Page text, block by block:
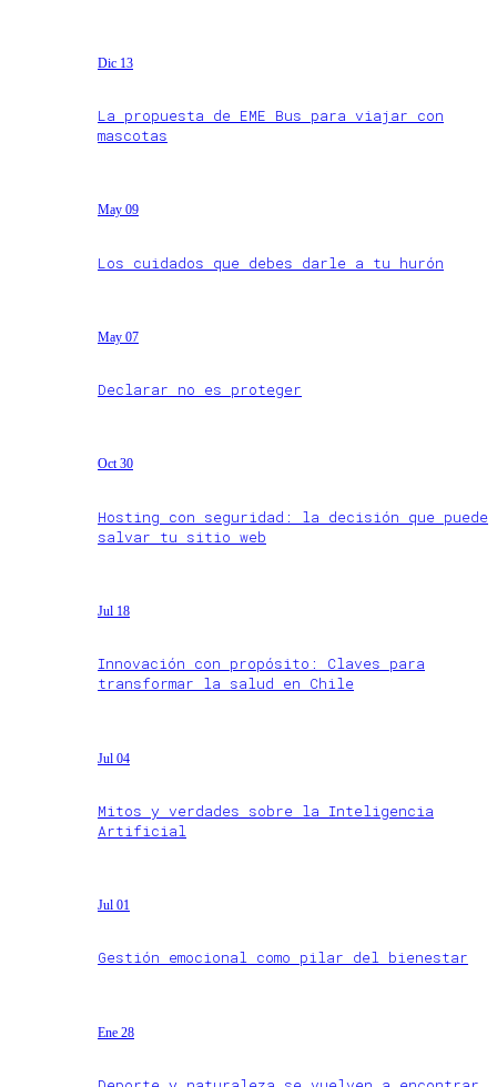
Dic 13
La propuesta de EME Bus para viajar con
mascotas
May 09
Los cuidados que debes darle a tu hurón
May 07
Declarar no es proteger
Oct 30
Hosting con seguridad: la decisión que puede
salvar tu sitio web
Jul 18
Innovación con propósito: Claves para
transformar la salud en Chile
Jul 04
Mitos y verdades sobre la Inteligencia
Artificial
Jul 01
Gestión emocional como pilar del bienestar
Ene 28